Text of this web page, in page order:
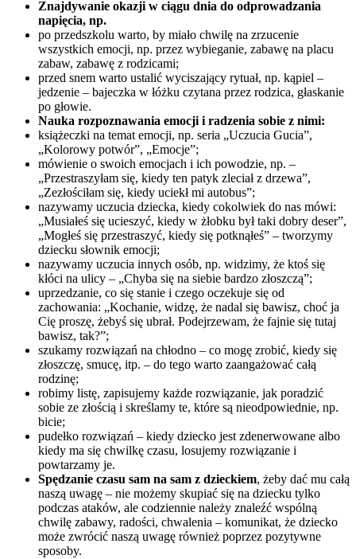
Znajdywanie okazji w ciągu dnia do odprowadzania
napięcia, np.
po przedszkolu warto, by miało chwilę na zrzucenie
wszystkich emocji, np. przez wybieganie, zabawę na placu
zabaw, zabawę z rodzicami;
przed snem warto ustalić wyciszający rytuał, np. kąpiel –
jedzenie – bajeczka w łóżku czytana przez rodzica, głaskanie
po głowie.
Nauka rozpoznawania emocji i radzenia sobie z nimi:
książeczki na temat emocji, np. seria „Uczucia Gucia”,
„Kolorowy potwór”, „Emocje”;
mówienie o swoich emocjach i ich powodzie, np. –
„Przestraszyłam się, kiedy ten patyk zleciał z drzewa”,
„Zezłościłam się, kiedy uciekł mi autobus”;
nazywamy uczucia dziecka, kiedy cokolwiek do nas mówi:
„Musiałeś się ucieszyć, kiedy w żłobku był taki dobry deser”,
„Mogłeś się przestraszyć, kiedy się potknąłeś” – tworzymy
dziecku słownik emocji;
nazywamy uczucia innych osób, np. widzimy, że ktoś się
kłóci na ulicy – „Chyba się na siebie bardzo złoszczą”;
uprzedzanie, co się stanie i czego oczekuje się od
zachowania: „Kochanie, widzę, że nadal się bawisz, choć ja
Cię proszę, żebyś się ubrał. Podejrzewam, że fajnie się tutaj
bawisz, tak?”;
szukamy rozwiązań na chłodno – co mogę zrobić, kiedy się
złoszczę, smucę, itp. – do tego warto zaangażować całą
rodzinę;
robimy listę, zapisujemy każde rozwiązanie, jak poradzić
sobie ze złością i skreślamy te, które są nieodpowiednie, np.
bicie;
pudełko rozwiązań – kiedy dziecko jest zdenerwowane albo
kiedy ma się chwilkę czasu, losujemy rozwiązanie i
powtarzamy je.
Spędzanie czasu sam na sam z dzieckiem, żeby dać mu całą
naszą uwagę – nie możemy skupiać się na dziecku tylko
podczas ataków, ale codziennie należy znaleźć wspólną
chwilę zabawy, radości, chwalenia – komunikat, że dziecko
może zwrócić naszą uwagę również poprzez pozytywne
sposoby.